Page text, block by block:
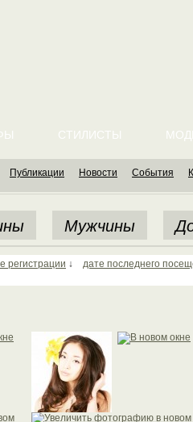
СТИЛИСТЫ
Публикации Новости События
Мужчины
регистрации ↓ дате последнего